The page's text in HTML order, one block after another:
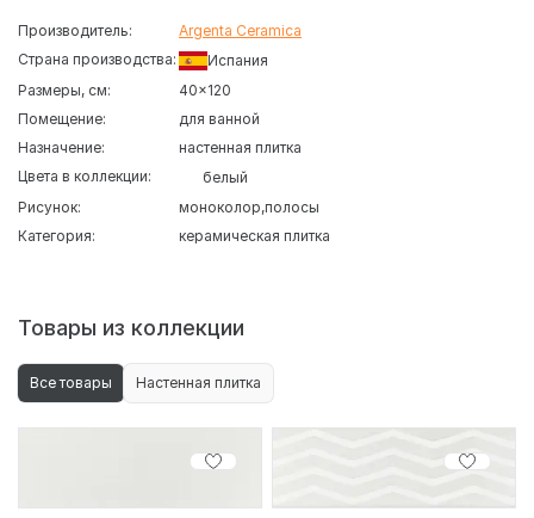
Производитель:
Argenta Ceramica
Страна производства:
Испания
Размеры, см:
40x120
Помещение:
для ванной
Назначение:
настенная плитка
Цвета в коллекции:
белый
Рисунок:
моноколор полосы
Категория:
керамическая плитка
Товары из коллекции
Все товары Настенная плитка